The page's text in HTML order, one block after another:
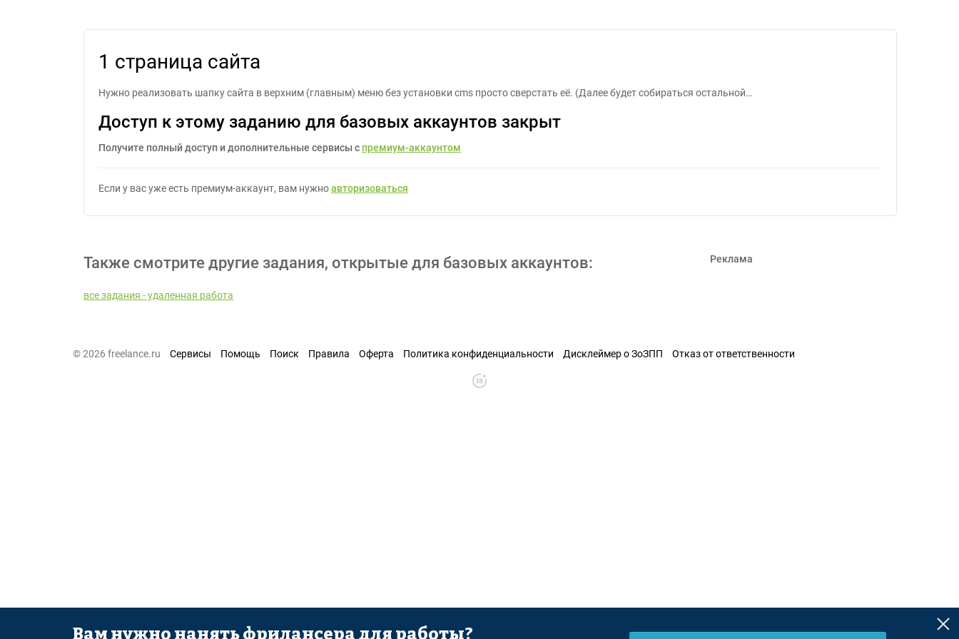
1 страница сайта
Нужно реализовать шапку сайта в верхним (главным) меню без установки cms просто сверстать её. (Далее будет собираться остальной…
Доступ к этому заданию для базовых аккаунтов закрыт
Получите полный доступ и дополнительные сервисы с премиум-аккаунтом
Если у вас уже есть премиум-аккаунт, вам нужноавторизоваться
Также смотрите другие задания, открытые для базовых аккаунтов:
все задания - удаленная работа
Реклама
© 2026 freelance.ru Сервисы Помощь Поиск Правила Оферта Политика конфиденциальности Дисклеймер о ЗоЗПП Отказ от ответственности
Вам нужно нанять фрилансера для работы?